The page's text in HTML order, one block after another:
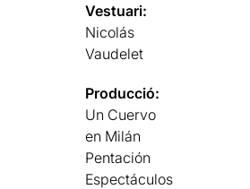
Vestuari:
Nicolás
Vaudelet
Producció:
Un Cuervo
en Milán
Pentación
Espectáculos